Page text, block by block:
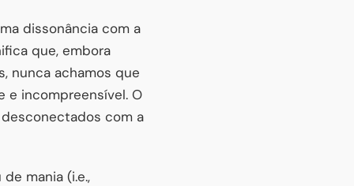
dissonância com a
que, embora
nunca achamos que
e incompreensível. O
com a
mania (i.e.,